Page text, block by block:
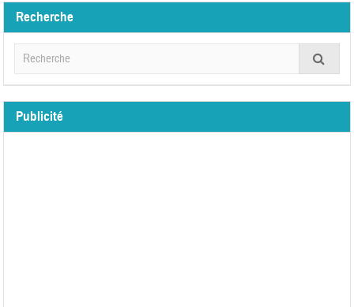
Recherche
Publicité